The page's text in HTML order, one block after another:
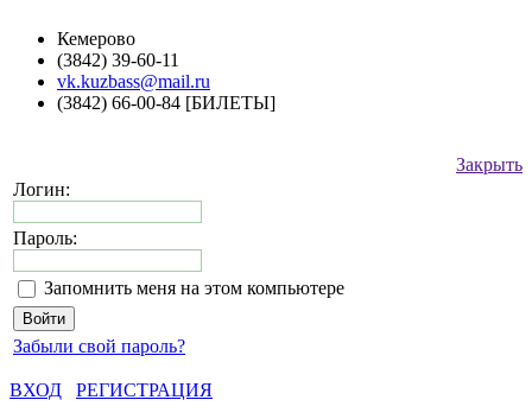
Кемерово
(3842) 39-60-11
vk.kuzbass@mail.ru
(3842) 66-00-84 [БИЛЕТЫ]
Закрыть
Логин:
Пароль:
Запомнить меня на этом компьютере
Забыли свой пароль?
ВХОД
РЕГИСТРАЦИЯ